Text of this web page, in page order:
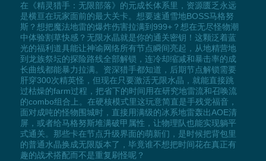
在《精灵猎手：无限部落》的元成长体系里，资源匮乏永远
是横亘在玩家面前的最大关卡。想要速通雪地BOSS马格努
斯？想把魔法地雷的爆炸伤害拉满到999+？想在无尽怪物潮
中体验割草快感？无限水晶就是你的通关密钥！这颗泛着蓝
光的福利道具能让神谕网络所有节点瞬间亮起，从地精营地
到龙族祭坛的探险路线全部解锁，连冷却缩减和暴击率的成
长曲线都能暴力拉满。资深猎手都知道，后期节点解锁需要
肝穿300次精英怪，但现在只要激活无限水晶，就能直接跳
过枯燥的farm过程，把省下的时间用在研究地雷流和召唤流
的combo组合上。在硬核模式里这玩意简直是手残党福音，
面对成吨的怪物围城时，直接用满级的冰系地雷轰出AOE清
屏，或者给马格努斯堆满破甲属性，让物理队也能实现躺平
式通关。那些卡在节点升级界面的萌新们，是时候把背包里
的普通水晶换成无限版本了，毕竟谁不想把时间花在真正有
趣的战术搭配而不是重复刷怪呢？